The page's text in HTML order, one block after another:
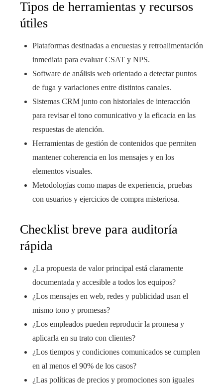
Tipos de herramientas y recursos
útiles
Plataformas destinadas a encuestas y retroalimentación
inmediata para evaluar CSAT y NPS.
Software de análisis web orientado a detectar puntos
de fuga y variaciones entre distintos canales.
Sistemas CRM junto con historiales de interacción
para revisar el tono comunicativo y la eficacia en las
respuestas de atención.
Herramientas de gestión de contenidos que permiten
mantener coherencia en los mensajes y en los
elementos visuales.
Metodologías como mapas de experiencia, pruebas
con usuarios y ejercicios de compra misteriosa.
Checklist breve para auditoría
rápida
¿La propuesta de valor principal está claramente
documentada y accesible a todos los equipos?
¿Los mensajes en web, redes y publicidad usan el
mismo tono y promesas?
¿Los empleados pueden reproducir la promesa y
aplicarla en su trato con clientes?
¿Los tiempos y condiciones comunicados se cumplen
en al menos el 90% de los casos?
¿Las políticas de precios y promociones son iguales